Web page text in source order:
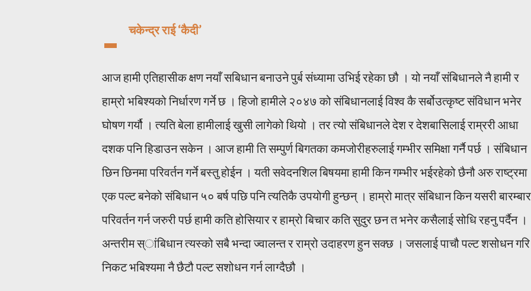
- चकेन्द्र राई ‘कैदी’
आज हामी एतिहासीक क्षण नयाँ सबिधान बनाउने पुर्ब संध्यामा उभिई रहेका छौ । यो नयाँ संबिधानले नै हामी र
हाम्रो भबिश्यको निर्धारण गर्ने छ । हिजो हामीले २०४७ को संबिधानलाई विश्व कै सर्बोउत्कृष्ट संविधान भनेर
घोषण गर्यौ । त्यति बेला हामीलाई खुसी लागेको थियो । तर त्यो संबिधानले देश र देशबासिलाई राम्ररी आधा
दशक पनि हिडाउन सकेन । आज हामी ति सम्पुर्ण बिगतका कमजोरीहरुलाई गम्भीर समिक्षा गर्नै पर्छ । संबिधान
छिन छिनमा परिवर्तन गर्ने बस्तु होईन । यती सवेदनशिल बिषयमा हामी किन गम्भीर भईरहेको छैनौ अरु राष्ट्रमा
एक पल्ट बनेको संबिधान ५० बर्ष पछि पनि त्यतिकै उपयोगी हुन्छन् । हाम्रो मात्र संबिधान किन यसरी बारम्बार
परिवर्तन गर्न जरुरी पर्छ हामी कति होसियार र हाम्रो बिचार कति सुदुर छन त भनेर कसैलाई सोधि रहनु पर्दैन ।
अन्तरीम स्ांबिधान त्यस्को सबै भन्दा ज्वालन्त र राम्रो उदाहरण हुन सक्छ । जसलाई पाचौ पल्ट शसोधन गरि
निकट भबिश्यमा नै छैटौ पल्ट सशोधन गर्न लाग्दैछौ ।